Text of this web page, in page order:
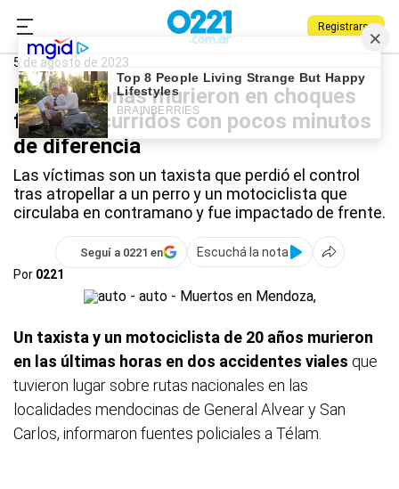
Registrarse
0221.com.ar
5 de agosto de 2023
Dos personas murieron en choques
fatales ocurridos con pocos minutos
de diferencia
Las víctimas son un taxista que perdió el control
tras atropellar a un perro y un motociclista que
circulaba en contramano y fue impactado de frente.
Seguí a 0221 en
Escuchá la nota
Por 0221
Un taxista y un motociclista de 20 años murieron
en las últimas horas en dos accidentes viales que
tuvieron lugar sobre rutas nacionales en las
localidades mendocinas de General Alvear y San
Carlos, informaron fuentes policiales a Télam.